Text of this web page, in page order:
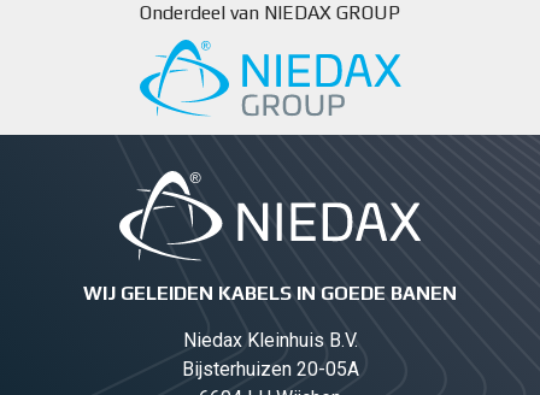
Onderdeel van NIEDAX GROUP
WIJ GELEIDEN KABELS IN GOEDE BANEN
Niedax Kleinhuis B.V.
Bijsterhuizen 20-05A